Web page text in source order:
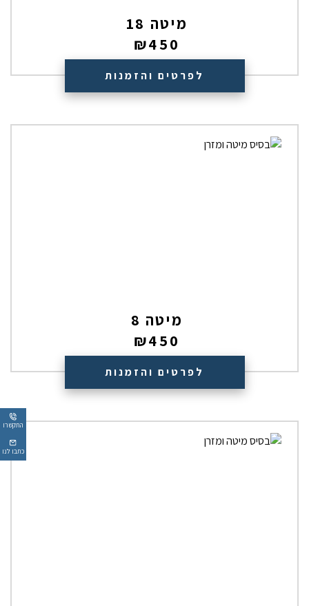
התקשרו
כתבו לנו
מיטה 18
₪450
לפרטים והזמנות
מיטה 8
₪450
לפרטים והזמנות